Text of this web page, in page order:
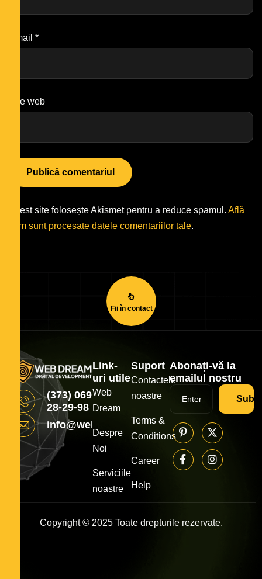
Email *
Site web
Acest site folosește Akismet pentru a reduce spamul. Află
cum sunt procesate datele comentariilor tale.
Fii în contact
(373) 069
28-29-98
info@webdream.md
Link-
uri utile
Web
Dream
Despre
Noi
Serviciile
noastre
Suport
Contactele
noastre
Terms &
Conditions
Career
Help
Abonați-vă la
emailul nostru
Copyright © 2025 Toate drepturile rezervate.